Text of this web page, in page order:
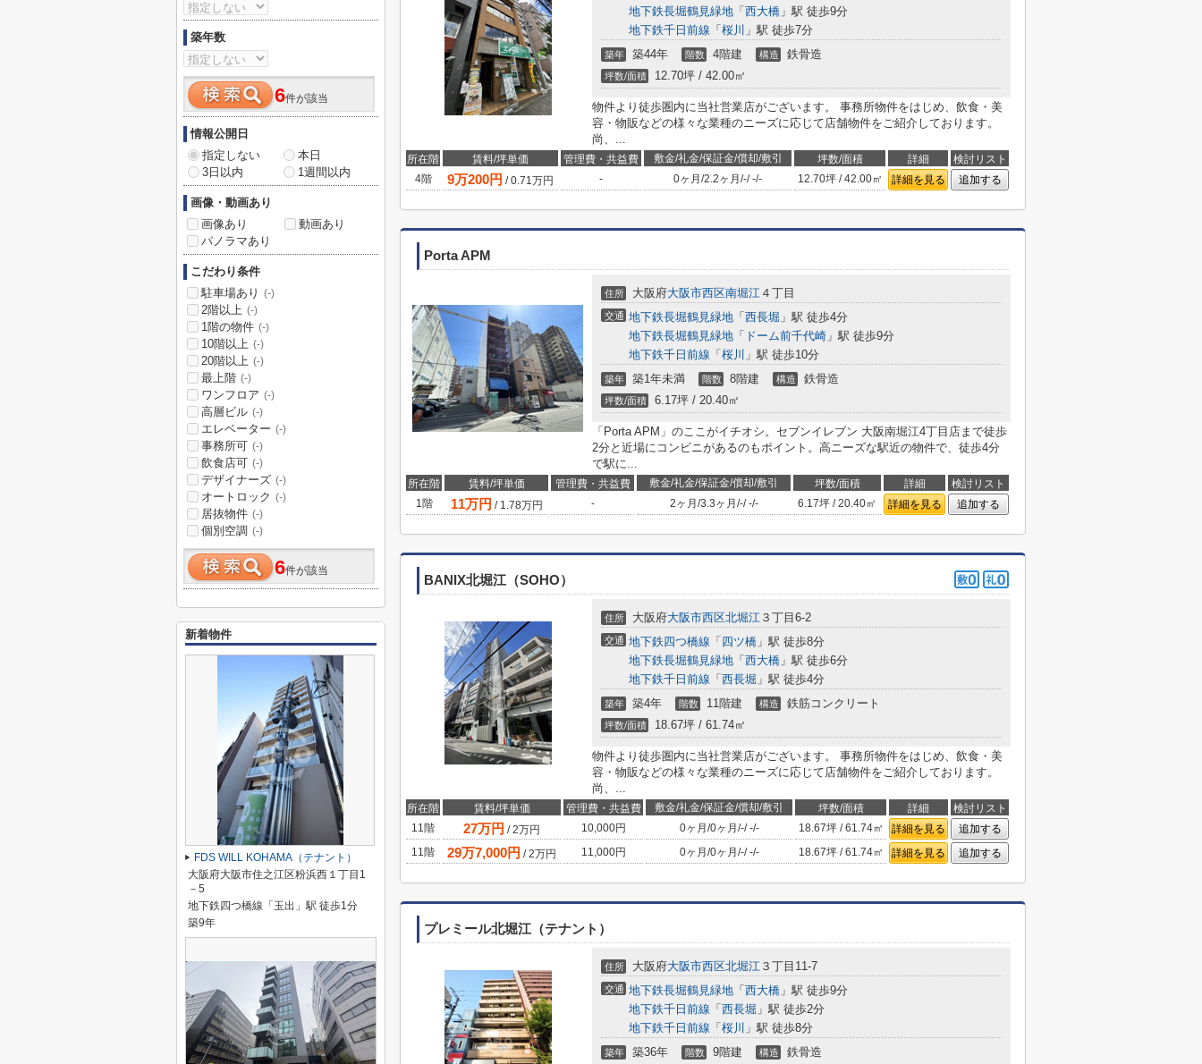
地下鉄長堀鶴見緑地 「 西大橋 」駅 徒歩9分
地下鉄千日前線 「 桜川 」駅 徒歩7分
築年 築44年 階数 4階建 構造 鉄骨造
坪数/面積 12.70坪 / 42.00㎡
物件より徒歩圏内に当社営業店がございます。 事務所物件をはじめ、飲食・美
容・物販などの様々な業種のニーズに応じて店舗物件をご紹介しております。
尚、...
所在階 賃料/坪単価 管理費・共益費 敷金/礼金/保証金/償却/敷引 坪数/面積 詳細
検討リスト
4階
9万200円 /0.71万円 - 0ヶ月 /2.2ヶ月 /-/-/- 12.70坪 / 42.00㎡ 詳細を見る 追加する
Porta APM
住所 大阪府大阪市西区南堀江 ４丁目
交通 地下鉄長堀鶴見緑地 「 西長堀 」駅 徒歩4分
地下鉄長堀鶴見緑地 「 ドーム前千代崎 」駅 徒歩9分
地下鉄千日前線 「 桜川 」駅 徒歩10分
築年 築1年未満 階数 8階建 構造 鉄骨造
坪数/面積 6.17坪 / 20.40㎡
「Porta APM」のここがイチオシ。セブンイレブン 大阪南堀江4丁目店まで徒歩
2分と近場にコンビニがあるのもポイント。高ニーズな駅近の物件で、徒歩4分
で駅に...
所在階 賃料/坪単価 管理費・共益費 敷金/礼金/保証金/償却/敷引 坪数/面積 詳細
検討リスト
1階
11万円 / 1.78万円 - 2ヶ月 /3.3ヶ月 /-/-/- 6.17坪 / 20.40㎡ 詳細を見る 追加する
BANIX北堀江（SOHO）
住所 大阪府大阪市西区北堀江 ３丁目6-2
交通 地下鉄四つ橋線 「 四ツ橋 」駅 徒歩8分
地下鉄長堀鶴見緑地 「 西大橋 」駅 徒歩6分
地下鉄千日前線 「 西長堀 」駅 徒歩4分
築年 築4年 階数 11階建 構造 鉄筋コンクリート
坪数/面積 18.67坪 / 61.74㎡
物件より徒歩圏内に当社営業店がございます。 事務所物件をはじめ、飲食・美
容・物販などの様々な業種のニーズに応じて店舗物件をご紹介しております。
尚、...
所在階 賃料/坪単価 管理費・共益費 敷金/礼金/保証金/償却/敷引 坪数/面積 詳細
検討リスト
11階
27万円 /2万円 10,000円 0ヶ月 /0ヶ月 /-/-/- 18.67坪 / 61.74㎡ 詳細を見る
追加する
11階
29万7,000円 /2万円 11,000円 0ヶ月 /0ヶ月 /-/-/- 18.67坪 / 61.74㎡ 詳細を見る 追加する
プレミール北堀江（テナント）
住所 大阪府大阪市西区北堀江 ３丁目11-7
交通 地下鉄長堀鶴見緑地 「 西大橋 」駅 徒歩9分
地下鉄千日前線 「 西長堀 」駅 徒歩2分
地下鉄千日前線 「 桜川 」駅 徒歩8分
築年 築36年 階数 9階建 構造 鉄骨造
築年数
6件が該当
情報公開日
指定しない
本日
3日以内
1週間以内
画像・動画あり
画像あり
動画あり
パノラマあり
こだわり条件
駐車場あり
(-)
2階以上 (-)
1階の物件 (-)
10階以上 (-)
20階以上 (-)
最上階 (-)
ワンフロア (-)
高層ビル (-)
エレベーター (-)
事務所可 (-)
飲食店可 (-)
デザイナーズ (-)
オートロック (-)
居抜物件 (-)
個別空調 (-)
6件が該当
新着物件
FDS WILL KOHAMA（テナント）
大阪府大阪市住之江区粉浜西１丁目1
－5
地下鉄四つ橋線「玉出」駅 徒歩1分
築9年